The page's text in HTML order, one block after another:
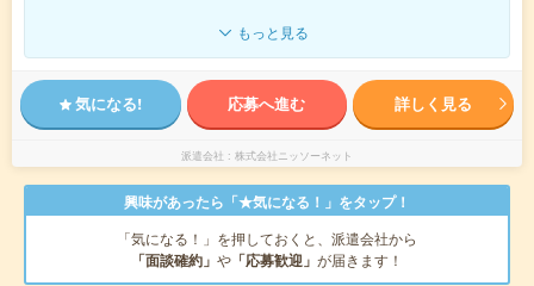
もっと見る
気になる! 応募へ進む 詳しく見る
派遣会社 株式会社ニッソーネット
興味があったら「★気になる！」をタップ！
「気になる！」を押しておくと、派遣会社から
「面談確約」 や 「応募歓迎」 が届きます！